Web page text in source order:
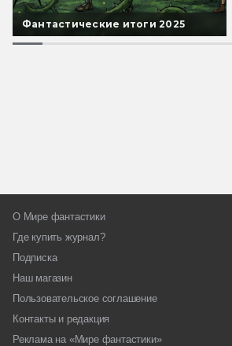
Фантастические итоги 2025
О Мире фантастики
Где купить журнал?
Подписка
Наш магазин
Пользовательское соглашение
Контакты и редакция
Реклама на «Мире фантастики»